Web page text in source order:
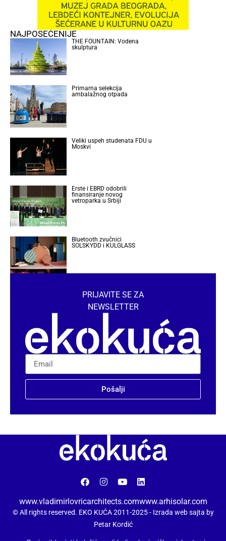
NAJPOSEĆENIJE
THE FOUNTAIN: Vodena
skulptura
Primarna selekcija
ambalažnog otpada
Veliki uspeh studenata FDU u
Moskvi
Erste i EBRD odobrili
finansiranje novog
vetroparka u Srbiji
Bluetooth zvučnici
SOLSKYDD i KULGLASS
PRIJAVITE SE ZA
NEWSLETTER
Pošalji
www.vladimirlovricarchitects.comwww.arhisolar.com
© All rights reserved. EKO KUĆA 2011-2025 - Izrada web sajta by
Petar Kordić